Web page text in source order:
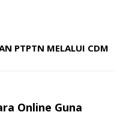
PTPTN MELALUI CDM
Online Guna